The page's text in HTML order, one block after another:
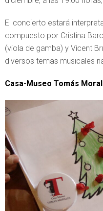
El concierto estará
compuesto por Cristina
(viola de gamba) y Vicent
diversos temas musicales
Casa-Museo Tomás